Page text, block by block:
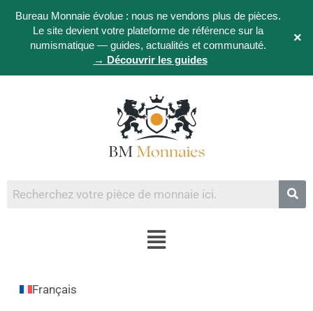
Bureau Monnaie évolue : nous ne vendons plus de pièces.
Le site devient votre plateforme de référence sur la
numismatique — guides, actualités et communauté.
→ Découvrir les guides
×
Français